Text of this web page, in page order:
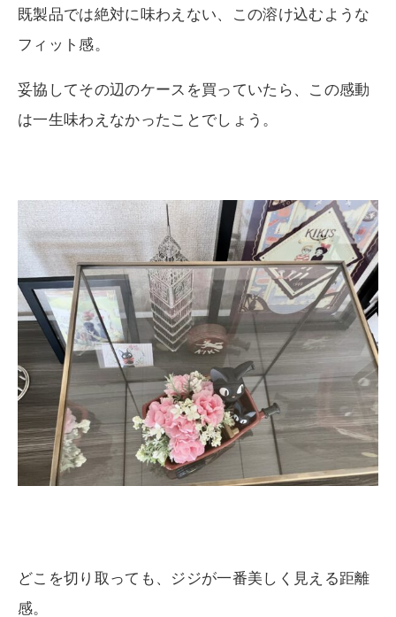
既製品では絶対に味わえない、この溶け込むような
フィット感。
妥協してその辺のケースを買っていたら、この感動
は一生味わえなかったことでしょう。
どこを切り取っても、ジジが一番美しく見える距離
感。